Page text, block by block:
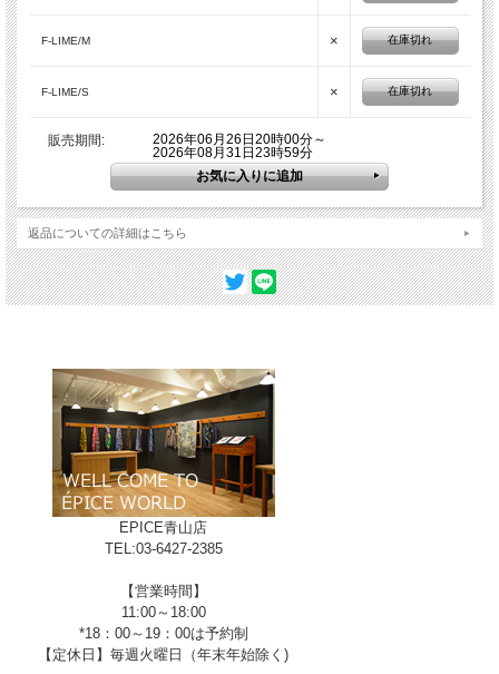
B-ICE
F-LIME/M × 在庫切れ
F-LIME/S × 在庫切れ
販売期間:
2026年06月26日20時00分～
2026年08月31日23時59分
返品についての詳細はこちら
EPICE青山店
TEL:03-6427-2385
【営業時間】
11:00～18:00
*18：00～19：00は予約制
【定休日】毎週火曜日（年末年始除く)